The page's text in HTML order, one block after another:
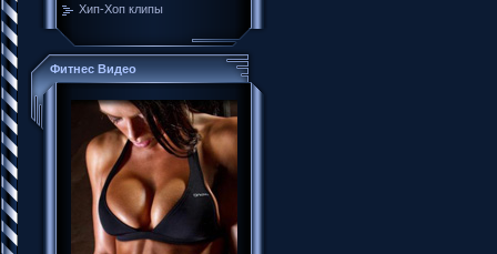
Хип-Хоп клипы
Фитнес Видео